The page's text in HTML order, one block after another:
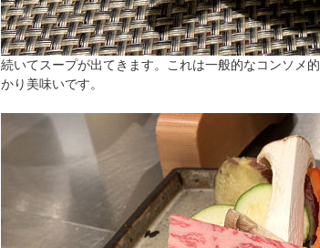
続いてスープが出てきます。これは一般的なコンソメ
かり美味いです。